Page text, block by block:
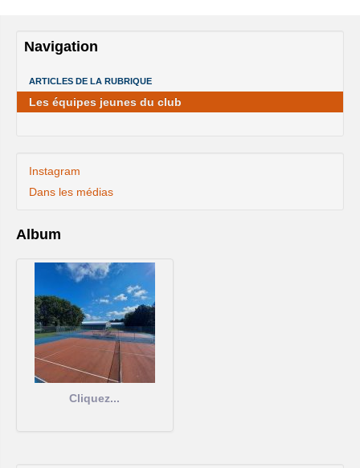
Navigation
ARTICLES DE LA RUBRIQUE
Les équipes jeunes du club
Instagram
Dans les médias
Album
Cliquez...